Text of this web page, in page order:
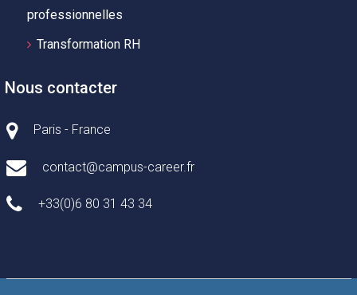
professionnelles
Transformation RH
Nous contacter
Paris - France
contact@campus-career.fr
+33(0)6 80 31 43 34